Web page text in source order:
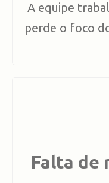
A equipe
perde o foco
Falta de